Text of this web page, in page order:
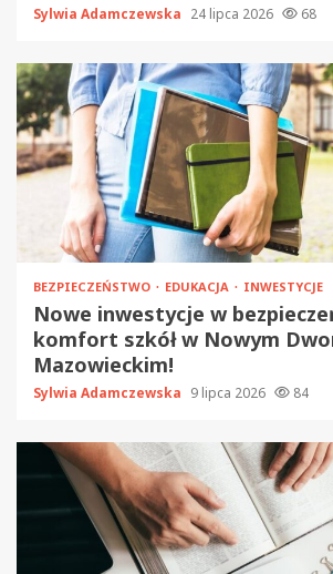
Sylwia Adamczewska 24 lipca 2026 68
BEZPIECZEŃSTWO EDUKACJA INWESTYCJE
Nowe inwestycje w
komfort szkół w Nowym
Mazowieckim!
Sylwia Adamczewska 9 lipca 2026 84